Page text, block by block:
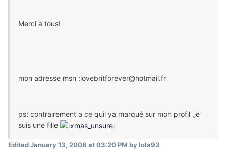
Merci à tous!
mon adresse msn :lovebritforever@hotmail.fr
ps: contrairement a ce quil ya marqué sur mon profil ,je
suis une fille
EditedJanuary 13, 2008 at 03:20 PM by lola93